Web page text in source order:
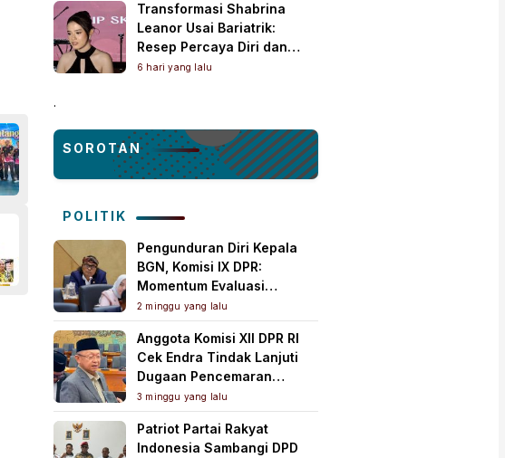
Transformasi Shabrina
Leanor Usai Bariatrik:
Resep Percaya Diri dan
Rahasia Body Shaping
6 hari yang lalu
.
SOROTAN
POLITIK
Pengunduran Diri Kepala
BGN, Komisi IX DPR:
Momentum Evaluasi
Menyeluruh Program MBG
2 minggu yang lalu
Anggota Komisi XII DPR RI
Cek Endra Tindak Lanjuti
Dugaan Pencemaran
Lingkungan PT Samudera
Mahkota Mas
3 minggu yang lalu
Patriot Partai Rakyat
Indonesia Sambangi DPD